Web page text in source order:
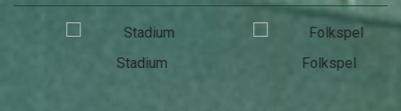
Stadium Folkspel